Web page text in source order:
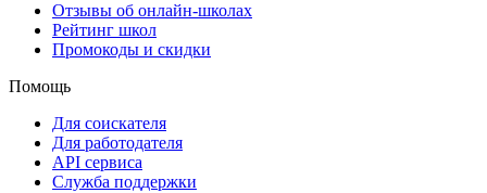
Отзывы об онлайн-школах
Рейтинг школ
Промокоды и скидки
Помощь
Для соискателя
Для работодателя
API сервиса
Служба поддержки